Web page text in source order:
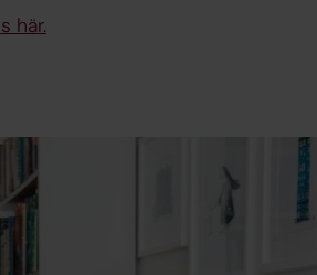
här.